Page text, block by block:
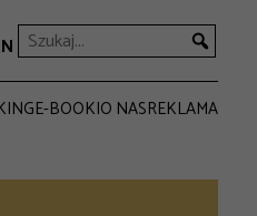
E-BOOKIO NASREKLAMA